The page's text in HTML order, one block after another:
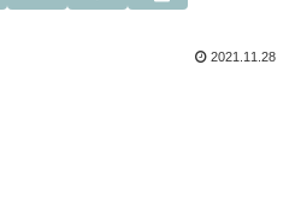
2021.11.28